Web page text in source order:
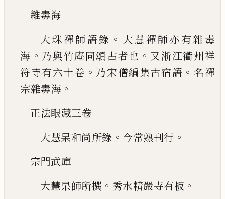
雜毒海
大珠禪師語錄 。 大慧禪師亦有雜毒
海 。 乃與竹庵同頌古者也 。 又浙江衢州祥
符寺有六十卷 。 乃宋僧編集古宿語 。 名禪
宗雜毒海 。
正法眼藏三卷
大慧杲和尚所錄 。 今常熟刊行 。
宗門武庫
大慧杲師所撰 。 秀水精嚴寺有板 。